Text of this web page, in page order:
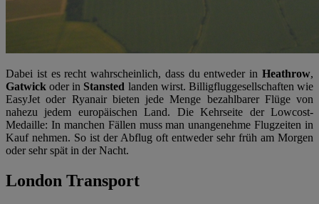
Dabei ist es recht wahrscheinlich, dass du entweder in Heathrow,
Gatwick oder in Stansted landen wirst. Billigfluggesellschaften wie
EasyJet oder Ryanair bieten jede Menge bezahlbarer Flüge von
nahezu jedem europäischen Land. Die Kehrseite der Lowcost-
Medaille: In manchen Fällen muss man unangenehme Flugzeiten in
Kauf nehmen. So ist der Abflug oft entweder sehr früh am Morgen
oder sehr spät in der Nacht.
London Transport